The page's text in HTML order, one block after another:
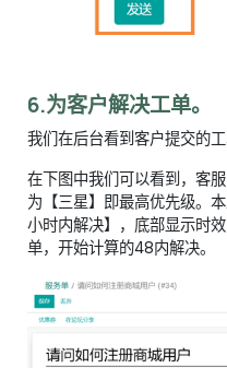
6.为客户解决工单。
我们在后台看到客户提交的
在下图中我们可以看到，客
为【三星】即最高优先级。
小时内解决】，底部显示时
单，开始计算的48内解决。